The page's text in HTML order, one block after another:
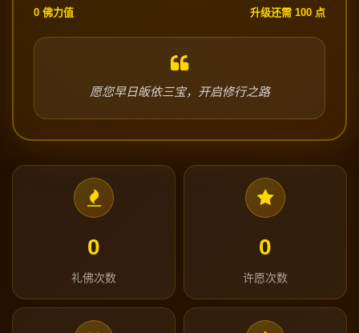
0 佛力值 升级还需 100 点
愿您早日皈依三宝，开启修行之路
0
礼佛次数
0
许愿次数